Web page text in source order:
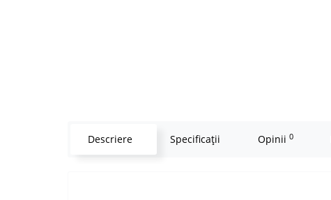
Descriere Specificaţii Opinii 0